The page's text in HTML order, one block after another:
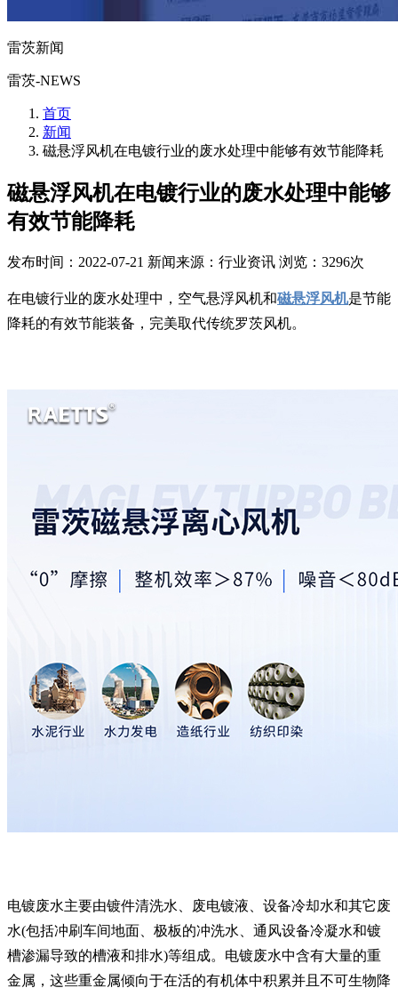
雷茨新闻
雷茨-NEWS
首页
新闻
磁悬浮风机在电镀行业的废水处理中能够有效节能降耗
磁悬浮风机在电镀行业的废水处理中能够
有效节能降耗
发布时间：2022-07-21 新闻来源：行业资讯 浏览：3296次
在电镀行业的废水处理中，空气悬浮风机和磁悬浮风机是节能
降耗的有效节能装备，完美取代传统罗茨风机。
电镀废水主要由镀件清洗水、废电镀液、设备冷却水和其它废
水(包括冲刷车间地面、极板的冲洗水、通风设备冷凝水和镀
槽渗漏导致的槽液和排水)等组成。电镀废水中含有大量的重
金属，这些重金属倾向于在活的有机体中积累并且不可生物降